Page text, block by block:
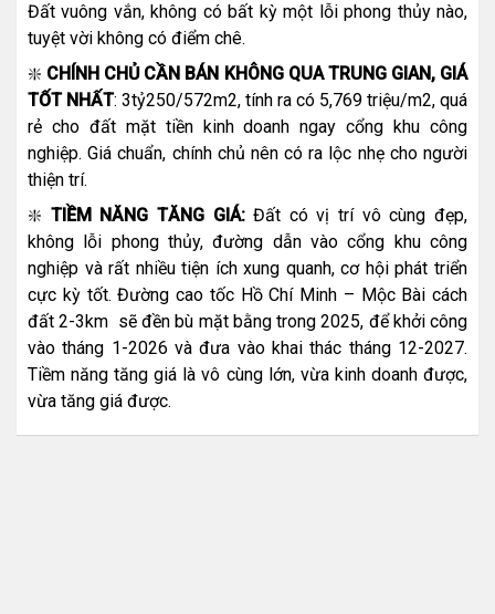
Đất vuông vắn, không có bất kỳ một lỗi phong thủy nào,
tuyệt vời không có điểm chê.
❇️ CHÍNH CHỦ CẦN BÁN KHÔNG QUA TRUNG GIAN, GIÁ
TỐT NHẤT: 3tỷ250/572m2, tính ra có 5,769 triệu/m2, quá
rẻ cho đất mặt tiền kinh doanh ngay cổng khu công
nghiệp. Giá chuẩn, chính chủ nên có ra lộc nhẹ cho người
thiện trí.
❇️ TIỀM NĂNG TĂNG GIÁ:Đất có vị trí vô cùng đẹp,
không lỗi phong thủy, đường dẫn vào cổng khu công
nghiệp và rất nhiều tiện ích xung quanh, cơ hội phát triển
cực kỳ tốt. Đường cao tốc Hồ Chí Minh – Mộc Bài cách
đất 2-3km sẽ đền bù mặt bằng trong 2025, để khởi công
vào tháng 1-2026 và đưa vào khai thác tháng 12-2027.
Tiềm năng tăng giá là vô cùng lớn, vừa kinh doanh được,
vừa tăng giá được.